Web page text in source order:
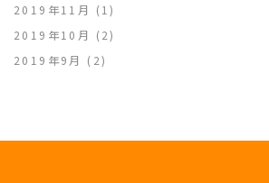
2019年11月
(1)
2019年10月
(2)
2019年9月
(2)